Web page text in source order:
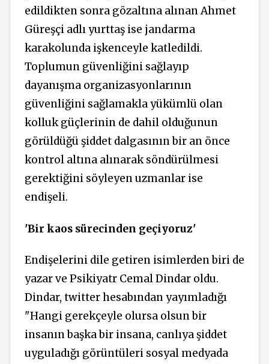
edildikten sonra gözaltına alınan Ahmet
Güreşçi adlı yurttaş ise jandarma
karakolunda işkenceyle katledildi.
Toplumun güvenliğini sağlayıp
dayanışma organizasyonlarının
güvenliğini sağlamakla yükümlü olan
kolluk güçlerinin de dahil olduğunun
görüldüğü şiddet dalgasının bir an önce
kontrol altına alınarak söndürülmesi
gerektiğini söyleyen uzmanlar ise
endişeli.
'Bir kaos sürecinden geçiyoruz'
Endişelerini dile getiren isimlerden biri de
yazar ve Psikiyatr Cemal Dindar oldu.
Dindar, twitter hesabından yayımladığı
"Hangi gerekçeyle olursa olsun bir
insanın başka bir insana, canlıya şiddet
uyguladığı görüntüleri sosyal medyada